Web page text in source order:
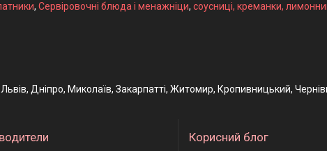
, Сервіровочні блюда і менажніци, соусниці, креманки,
Дніпро, Миколаїв, Закарпатті, Житомир, Кропивницький,
Корисний блог